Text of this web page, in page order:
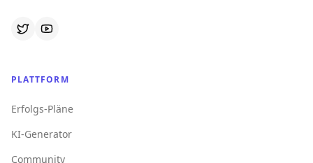
PLATTFORM
Erfolgs-Pläne
KI-Generator
Community